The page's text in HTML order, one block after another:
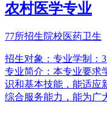
农村医学专业
77所招生院校医药卫生
招生对象：专业学制：
专业简介：本专业要求
识和基本技能，能适应
综合服务能力，能为广